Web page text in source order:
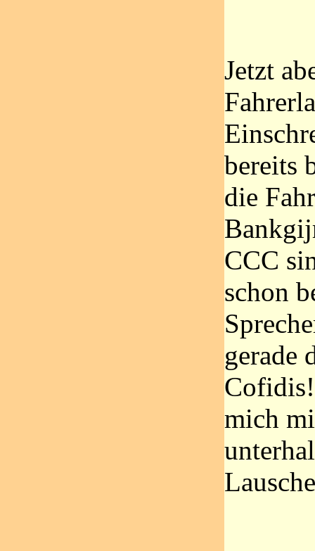
Jetzt
bereits
die
CCC
schon
gerade
mich